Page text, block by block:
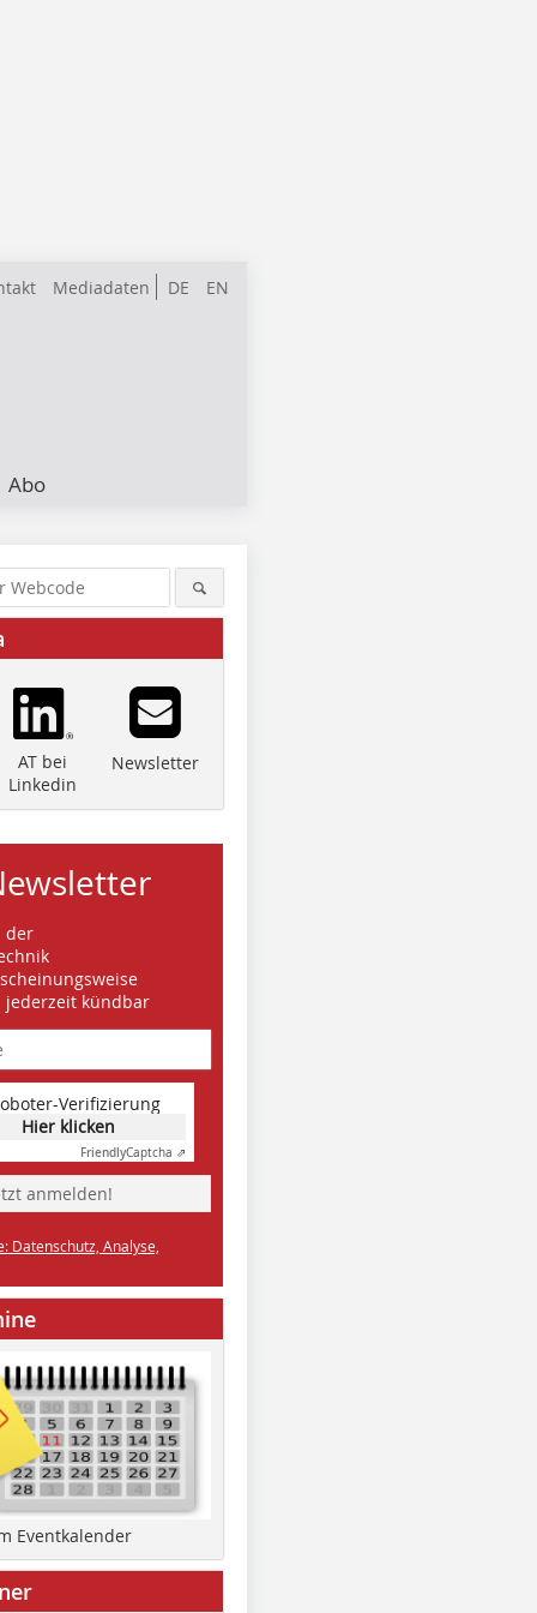
DE EN
Mediadaten
Abo
AT bei
Linkedin
Newsletter
der
jederzeit kündbar
Verifizierung
Hier klicken
FriendlyCaptcha ⇗
anmelden!
Datenschutz, Analyse,
Eventkalender